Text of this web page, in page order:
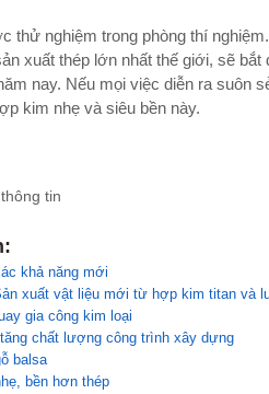
thử nghiệm trong phòng thí
xuất thép lớn nhất thế giới, sẽ
nay. Nếu mọi việc diễn ra
kim nhẹ và siêu bền này.
tin
khả năng mới
xuất vật liệu mới từ hợp kim titan và
gia công kim loại
chất lượng công trình xây dựng
balsa
bền hơn thép